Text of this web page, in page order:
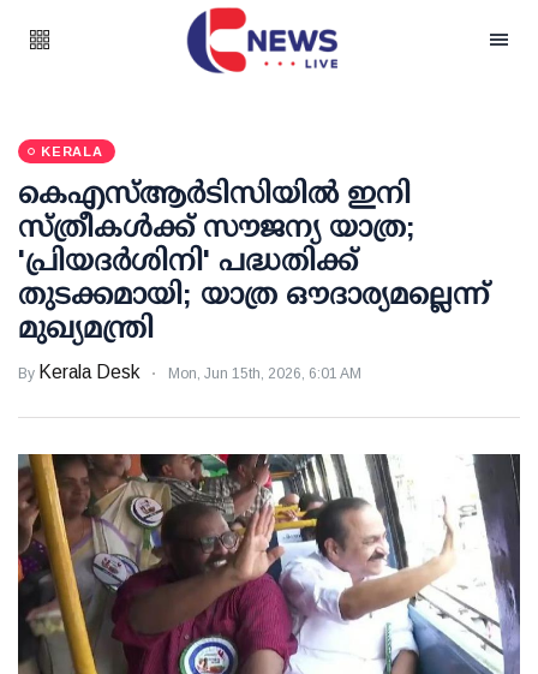
KERALA
കെഎസ്ആർടിസിയിൽ ഇനി
സ്ത്രീകൾക്ക് സൗജന്യ യാത്ര;
'പ്രിയദർശിനി' പദ്ധതിക്ക്
തുടക്കമായി; യാത്ര ഔദാര്യമല്ലെന്ന്
മുഖ്യമന്ത്രി
By Kerala Desk Mon, Jun 15th, 2026, 6:01 AM